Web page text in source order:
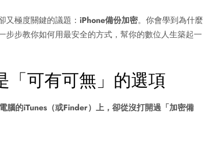
極度關鍵的議題： iPhone備份加密。你會學到為什麼
步教你如何用最安全的方式，幫你的數位人生築起一
「可有可無」的選項
腦的iTunes（或Finder）上，卻從沒打開過「加密備